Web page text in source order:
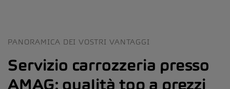
PANORAMICA DEI VOSTRI VANTAGGI
Servizio carrozzeria presso
AMAG: qualità top a prezzi